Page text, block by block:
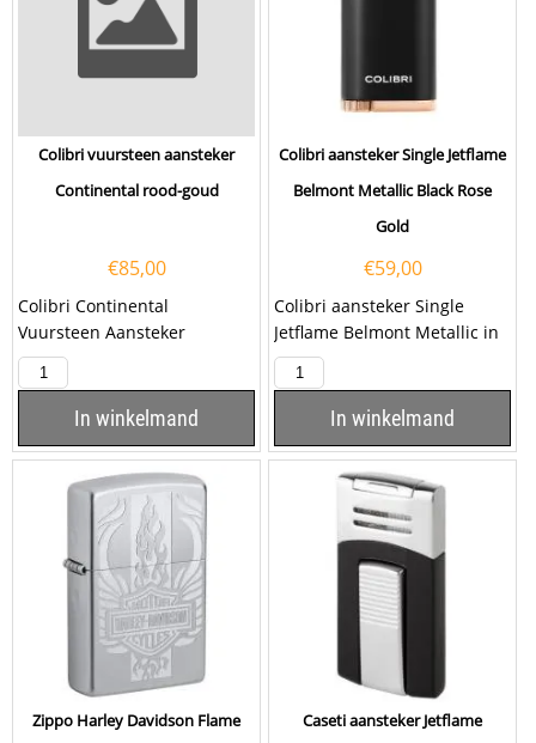
Colibri vuursteen aansteker
Continental rood-goud
€85,00
Colibri Continental
Vuursteen Aansteker
Rood/Goud Graveren – Luxe
Cadeau met NaamOp zoek
naar een...In winkelmand
Colibri aansteker Single Jetflame
Belmont Metallic Black Rose
Gold
€59,00
Colibri aansteker Single
Jetflame Belmont Metallic in
de kleur Zwart-Roségoud.
Deze...
In winkelmand
Zippo Harley Davidson Flame
Caseti aansteker Jetflame